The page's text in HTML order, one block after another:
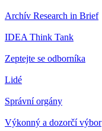
Archív Research in Brief
IDEA Think Tank
Zeptejte se odborníka
Lidé
Správní orgány
Výkonný a dozorčí výbor